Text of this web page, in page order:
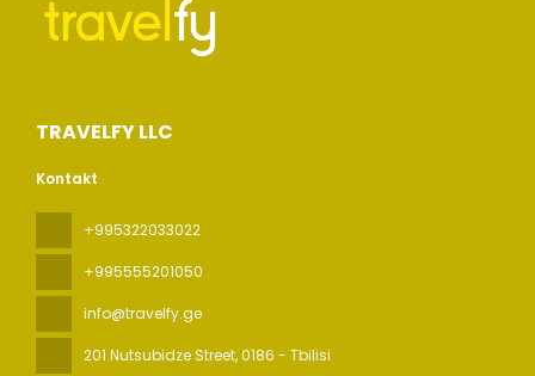
TRAVELFY LLC
Kontakt
+995322033022
+995555201050
info@travelfy.ge
201 Nutsubidze Street, 0186 - Tbilisi